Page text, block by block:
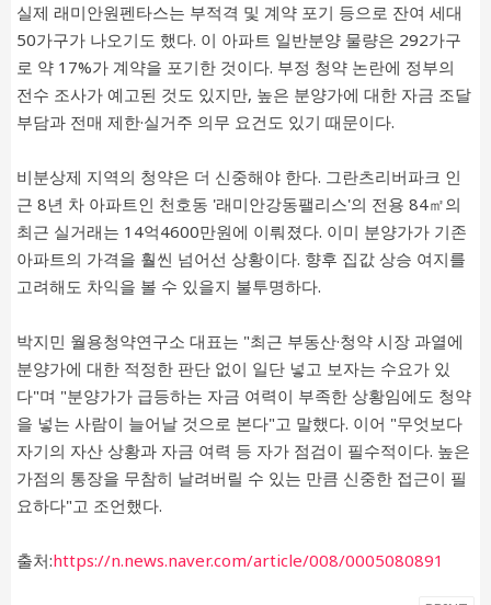
실제 래미안원펜타스는 부적격 및 계약 포기 등으로 잔여 세대
50가구가 나오기도 했다. 이 아파트 일반분양 물량은 292가구
로 약 17%가 계약을 포기한 것이다. 부정 청약 논란에 정부의
전수 조사가 예고된 것도 있지만, 높은 분양가에 대한 자금 조달
부담과 전매 제한·실거주 의무 요건도 있기 때문이다.
비분상제 지역의 청약은 더 신중해야 한다. 그란츠리버파크 인
근 8년 차 아파트인 천호동 '래미안강동팰리스'의 전용 84㎡의
최근 실거래는 14억4600만원에 이뤄졌다. 이미 분양가가 기존
아파트의 가격을 훨씬 넘어선 상황이다. 향후 집값 상승 여지를
고려해도 차익을 볼 수 있을지 불투명하다.
박지민 월용청약연구소 대표는 "최근 부동산·청약 시장 과열에
분양가에 대한 적정한 판단 없이 일단 넣고 보자는 수요가 있
다"며 "분양가가 급등하는 자금 여력이 부족한 상황임에도 청약
을 넣는 사람이 늘어날 것으로 본다"고 말했다. 이어 "무엇보다
자기의 자산 상황과 자금 여력 등 자가 점검이 필수적이다. 높은
가점의 통장을 무참히 날려버릴 수 있는 만큼 신중한 접근이 필
요하다"고 조언했다.
출처:https://n.news.naver.com/article/008/0005080891